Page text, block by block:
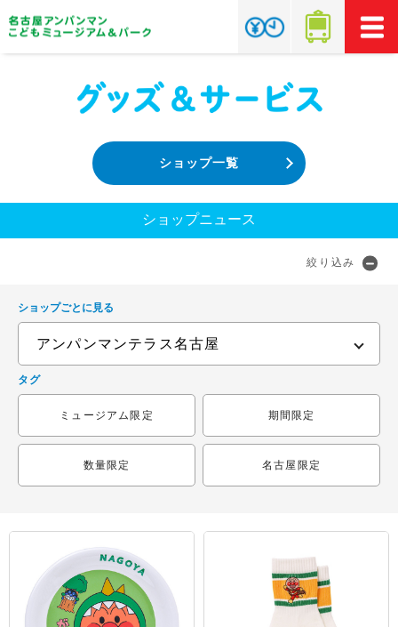
ショップ一覧
ショップニュース
絞り込み
ショップごとに見る
タグ
ミュージアム限定 期間限定
数量限定 名古屋限定